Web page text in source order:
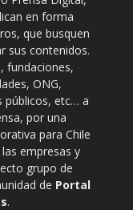
en forma
que busquen
sus contenidos.
fundaciones,
ONG,
públicos, etc… a
por una
para Chile
empresas y
grupo de
de Portal
.